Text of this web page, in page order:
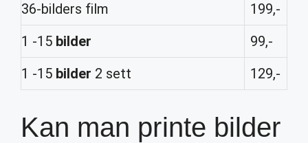
36-bilders film
199,-
1 -15 bilder
99,-
1 -15 bilder 2 sett 129,-
Kan man printe bilder